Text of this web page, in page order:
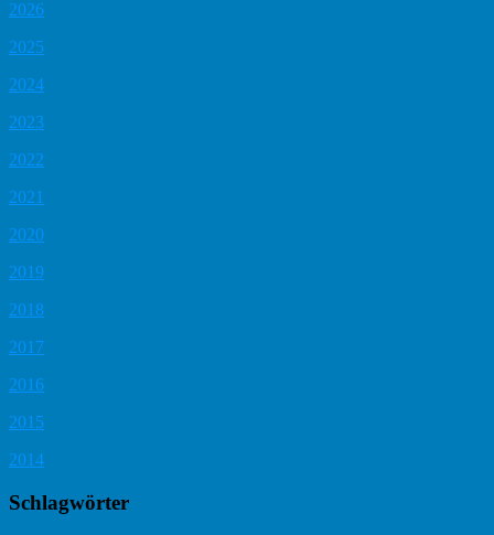
2026
2025
2024
2023
2022
2021
2020
2019
2018
2017
2016
2015
2014
Schlagwörter